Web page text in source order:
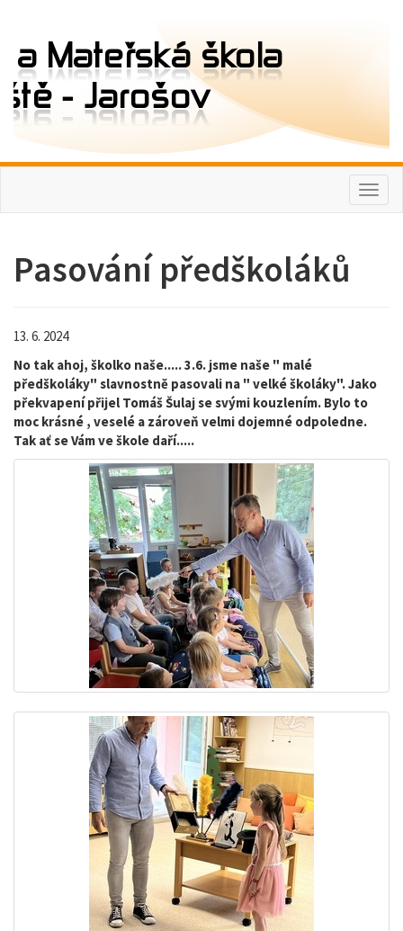
Pasování předškoláků
13. 6. 2024
No tak ahoj, školko naše..... 3.6. jsme naše " malé
předškoláky" slavnostně pasovali na " velké školáky". Jako
překvapení přijel Tomáš Šulaj se svými kouzlením. Bylo to
moc krásné , veselé a zároveň velmi dojemné odpoledne.
Tak ať se Vám ve škole daří.....